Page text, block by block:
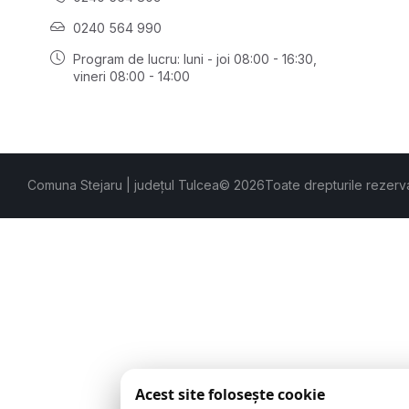
0240 564 990
Program de lucru: luni - joi 08:00 - 16:30,
vineri 08:00 - 14:00
Comuna Stejaru | județul Tulcea© 2026Toate drepturile
Acest site folosește cookie